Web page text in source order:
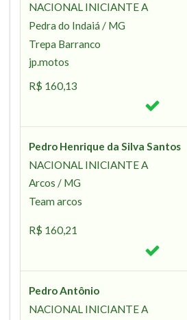
NACIONAL INICIANTE A
Pedra do Indaiá / MG
Trepa Barranco
jp.motos
R$ 160,13
Pedro Henrique da Silva Santos
NACIONAL INICIANTE A
Arcos / MG
Team arcos
R$ 160,21
Pedro Antônio
NACIONAL INICIANTE A